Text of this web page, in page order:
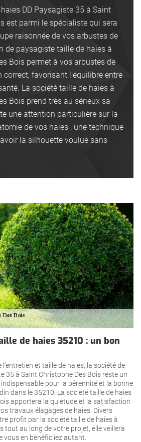
DD Paysagiste 35 à Saint
est parmi le spécialiste qui sera
raisonnée de vos arbustes de
de paysagiste taille de haies à
Bois permet à vos arbustes de
correct, favorisant l’équilibre entre
La société taille de haies à
Bois prend très au sérieux sa
une attention particulière sur la
de vos haies : une technique
la silhouette voulue sans
de haies 35210 : un bon
et taille de haies, la société de
35 à Saint Christophe Des Bois reste un
pour la pérennité et la bonne
dans le 35210. La société taille de haies
apportera la quiétude et la satisfaction
travaux élagages de haies. Divers
profit par la société taille de haies à
tout au long de votre projet, elle veillera
vous en bénéficiiez autant.